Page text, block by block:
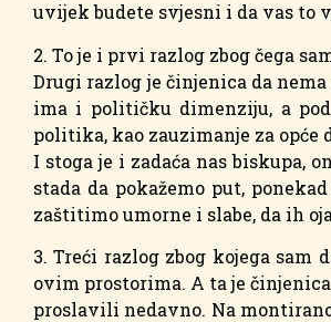
uvijek budete svjesni i da vas to
2. To je i prvi razlog zbog čega
Drugi razlog je činjenica da
ima i političku dimenziju, a
politika, kao zauzimanje za
I stoga je i zadaća nas biskupa,
stada da pokažemo put,
zaštitimo umorne i slabe, da ih
3. Treći razlog zbog kojega
ovim prostorima. A ta je
proslavili nedavno. Na